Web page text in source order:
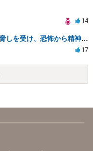
14
不倫相手から命に関わるような脅しを受け、恐怖から精神的にまいっています。
17